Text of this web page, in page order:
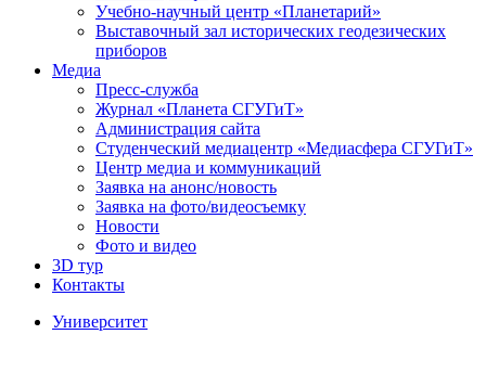
Учебно-научный центр «Планетарий»
Выставочный зал исторических геодезических
приборов
Медиа
Пресс-служба
Журнал «Планета СГУГиТ»
Администрация сайта
Студенческий медиацентр «Медиасфера СГУГиТ»
Центр медиа и коммуникаций
Заявка на анонс/новость
Заявка на фото/видеосъемку
Новости
Фото и видео
3D тур
Контакты
Университет